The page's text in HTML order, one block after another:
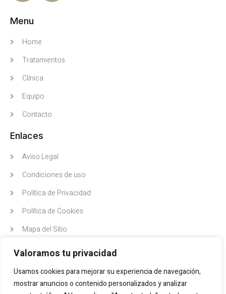
Valoramos tu privacidad
Usamos cookies para mejorar su experiencia de navegación,
mostrar anuncios o contenido personalizados y analizar
Menu
Home
Tratamientos
Clínica
Equipo
Contacto
Enlaces
Aviso Legal
Condiciones de uso
Política de Privacidad
Política de Cookies
Mapa del Sitio
Dirección
C/ Pintor Antonio Hidalgo 20, Vélez, Málaga